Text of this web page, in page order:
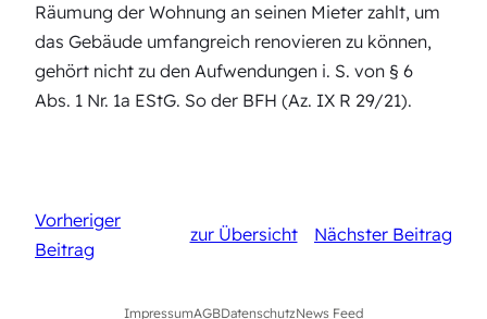
Räumung der Wohnung an seinen Mieter zahlt, um
das Gebäude umfangreich renovieren zu können,
gehört nicht zu den Aufwendungen i. S. von § 6
Abs. 1 Nr. 1a EStG. So der BFH (Az. IX R 29/21).
Vorheriger
Beitrag
zur Übersicht Nächster Beitrag
ImpressumAGBDatenschutzNews Feed